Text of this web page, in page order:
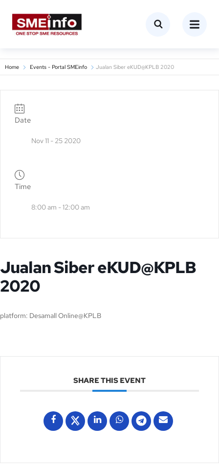
Home Events - Portal SMEinfo Jualan Siber eKUD@KPLB 2020
Date
Nov 11 - 25 2020
Time
8:00 am - 12:00 am
Jualan Siber eKUD@KPLB
2020
platform: Desamall Online@KPLB
SHARE THIS EVENT